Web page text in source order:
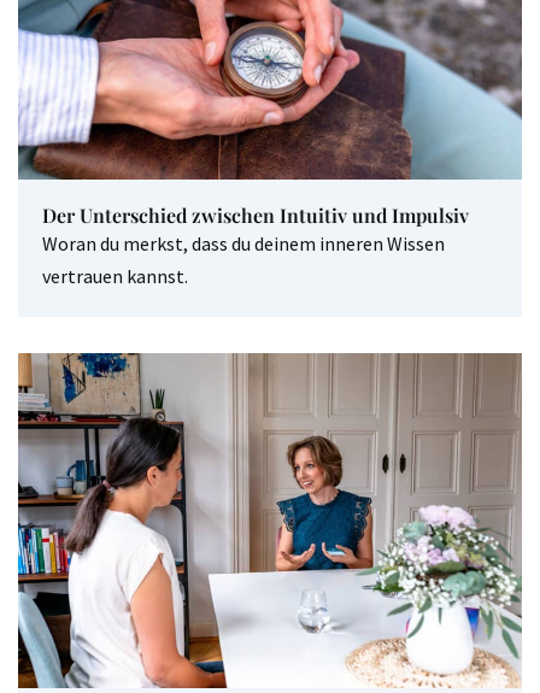
Der Unterschied zwischen Intuitiv und Impulsiv
Woran du merkst, dass du deinem inneren Wissen
vertrauen kannst.